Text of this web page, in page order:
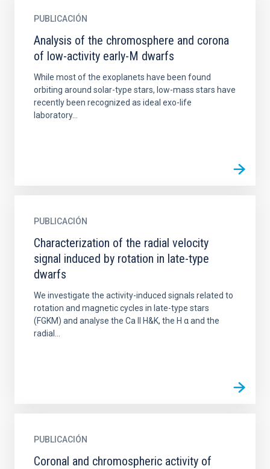
PUBLICACIÓN
Analysis of the chromosphere and corona
of low-activity early-M dwarfs
While most of the exoplanets have been found
orbiting around solar-type stars, low-mass stars have
recently been recognized as ideal exo-life
laboratory...
PUBLICACIÓN
Characterization of the radial velocity
signal induced by rotation in late-type
dwarfs
We investigate the activity-induced signals related to
rotation and magnetic cycles in late-type stars
(FGKM) and analyse the Ca II H&K, the H α and the
radial...
PUBLICACIÓN
Coronal and chromospheric activity of